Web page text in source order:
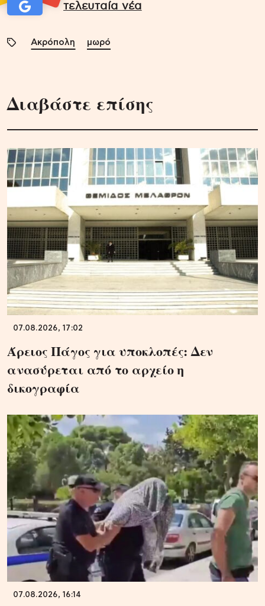
τελευταία νέα
Ακρόπολη μωρό
Διαβάστε επίσης
07.08.2026, 17:02
Άρειος Πάγος για υποκλοπές: Δεν
ανασύρεται από το αρχείο η
δικογραφία
07.08.2026, 16:14